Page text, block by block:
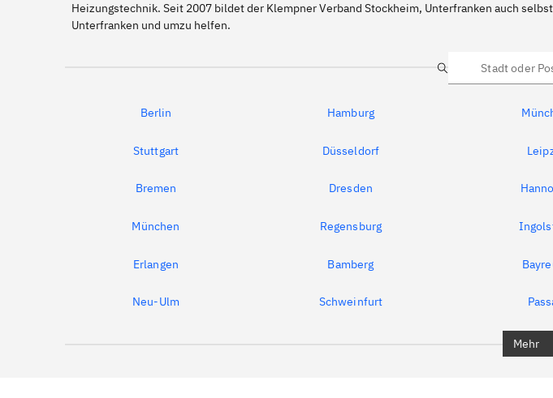
Heizungstechnik. Seit 2007 bildet der Klempner Verband Stockheim, Unterfranken auch
Unterfranken und umzu helfen.
Suche
Berlin Hamburg
Stuttgart Düsseldorf
Bremen Dresden
München Regensburg
Erlangen Bamberg
Neu-Ulm Schweinfurt
Mehr